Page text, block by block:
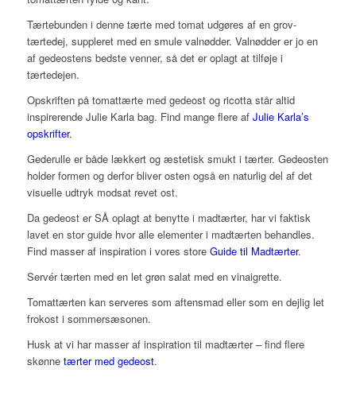
Tærtebunden i denne tærte med tomat udgøres af en grov-
tærtedej, suppleret med en smule valnødder. Valnødder er jo en
af gedeostens bedste venner, så det er oplagt at tilføje i
tærtedejen.
Opskriften på tomattærte med gedeost og ricotta står altid
inspirerende Julie Karla bag. Find mange flere af Julie Karla’s
opskrifter.
Gederulle er både lækkert og æstetisk smukt i tærter. Gedeosten
holder formen og derfor bliver osten også en naturlig del af det
visuelle udtryk modsat revet ost.
Da gedeost er SÅ oplagt at benytte i madtærter, har vi faktisk
lavet en stor guide hvor alle elementer i madtærten behandles.
Find masser af inspiration i vores store Guide til Madtærter.
Servér tærten med en let grøn salat med en vinaigrette.
Tomattærten kan serveres som aftensmad eller som en dejlig let
frokost i sommersæsonen.
Husk at vi har masser af inspiration til madtærter – find flere
skønne tærter med gedeost.